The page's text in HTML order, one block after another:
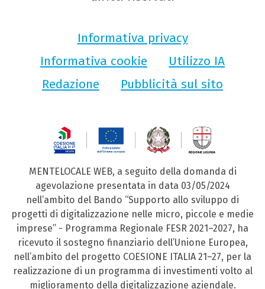
Informativa privacy
Informativa cookie
Utilizzo IA
Redazione
Pubblicità sul sito
MENTELOCALE WEB, a seguito della domanda di
agevolazione presentata in data 03/05/2024
nell’ambito del Bando “Supporto allo sviluppo di
progetti di digitalizzazione nelle micro, piccole e medie
imprese” - Programma Regionale FESR 2021–2027, ha
ricevuto il sostegno finanziario dell’Unione Europea,
nell’ambito del progetto COESIONE ITALIA 21–27, per la
realizzazione di un programma di investimenti volto al
miglioramento della digitalizzazione aziendale.